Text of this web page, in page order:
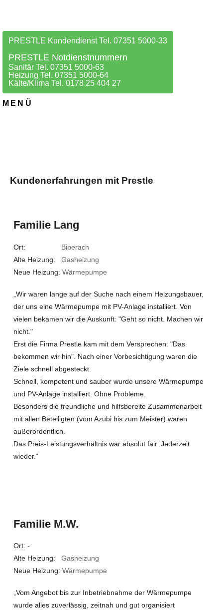
PRESTLE Kundendienst Tel. 07351 5000-33
PRESTLE Notdienstnummern
Sanitär Tel. 07351 5000-63
Heizung Tel. 07351 5000-64
Kälte/Klima Tel. 0178 25 404 27
MENÜ
Kundenerfahrungen mit Prestle
Familie Lang
Ort: Biberach
Alte Heizung: Gasheizung
Neue Heizung: Wärmepumpe
„Wir waren lange auf der Suche nach einem Heizungsbauer,
der uns eine Wärmepumpe mit PV-Anlage installiert. Von
vielen bekamen wir die Auskunft: "Geht so nicht. Machen wir
nicht."
Erst die Firma Prestle kam mit dem Versprechen: "Das
bekommen wir hin". Nach einer Vorbesichtigung waren die
Ziele schnell abgesteckt.
Schnell, kompetent und sauber wurde unsere Wärmepumpe
und PV-Anlage installiert. Ohne Probleme.
Besonders die freundliche und hilfsbereite Zusammenarbeit
mit allen Beteiligten (vom Azubi bis zum Meister) waren
außerordentlich.
Das Preis-Leistungsverhältnis war absolut fair. Jederzeit
wieder.“
Familie M.W.
Ort: -
Alte Heizung: Gasheizung
Neue Heizung: Wärmepumpe
„Vom Angebot bis zur Inbetriebnahme der Wärmepumpe
wurde alles zuverlässig, zeitnah und gut organisiert